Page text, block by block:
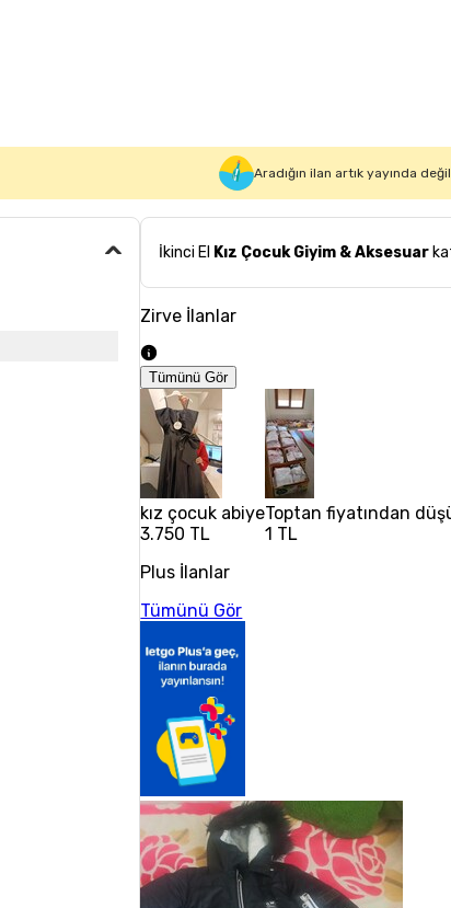
Aradığın ilan artık yayında
İkinci El Kız Çocuk Giyim & Aksesuar
Zirve İlanlar
Tümünü Gör
kız çocuk abiye
3.750 TL
Toptan fiyatından
1 TL
Plus İlanlar
Tümünü Gör